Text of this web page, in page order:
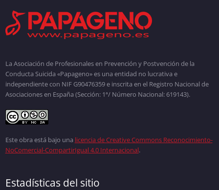
La Asociación de Profesionales en Prevención y Postvención de la
Conducta Suicida «Papageno» es una entidad no lucrativa e
independiente con NIF G90476359 e inscrita en el Registro Nacional de
Asociaciones en España (Sección: 1ª/ Número Nacional: 619143).
Este obra está bajo una licencia de Creative Commons Reconocimiento-
NoComercial-CompartirIgual 4.0 Internacional.
Estadísticas del sitio